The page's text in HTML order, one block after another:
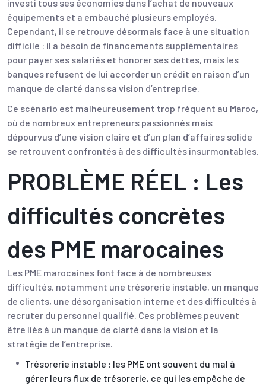
investi tous ses économies dans l’achat de nouveaux
équipements et a embauché plusieurs employés.
Cependant, il se retrouve désormais face à une situation
difficile : il a besoin de financements supplémentaires
pour payer ses salariés et honorer ses dettes, mais les
banques refusent de lui accorder un crédit en raison d’un
manque de clarté dans sa vision d’entreprise.
Ce scénario est malheureusement trop fréquent au Maroc,
où de nombreux entrepreneurs passionnés mais
dépourvus d’une vision claire et d’un plan d’affaires solide
se retrouvent confrontés à des difficultés insurmontables.
PROBLÈME RÉEL : Les
difficultés concrètes
des PME marocaines
Les PME marocaines font face à de nombreuses
difficultés, notamment une trésorerie instable, un manque
de clients, une désorganisation interne et des difficultés à
recruter du personnel qualifié. Ces problèmes peuvent
être liés à un manque de clarté dans la vision et la
stratégie de l’entreprise.
Trésorerie instable : les PME ont souvent du mal à
gérer leurs flux de trésorerie, ce qui les empêche de